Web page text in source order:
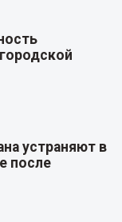
устраняют в
после